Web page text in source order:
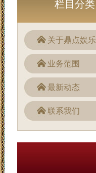
栏目分类
关于鼎点娱乐
业务范围
最新动态
联系我们